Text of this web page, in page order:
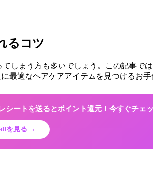
るコツ
しまう方も多いでしょう。この記事で
最適なヘアケアアイテムを見つけるお手
ートを送るとポイント還元！今すぐチェ
を見る →